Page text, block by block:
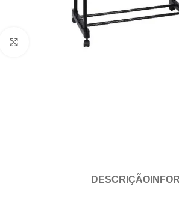
Click para aumentar
DESCRIÇÃO